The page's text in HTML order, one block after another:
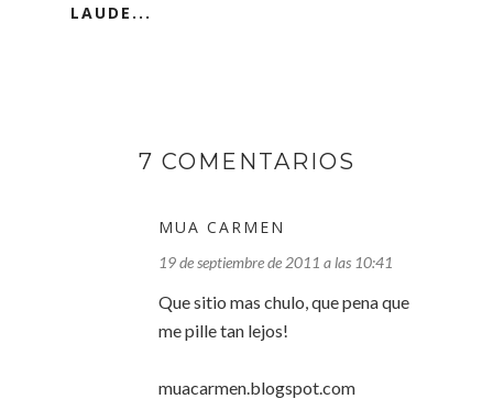
LAUDE...
7 COMENTARIOS
MUA CARMEN
19 de septiembre de 2011 a las 10:41
Que sitio mas chulo, que pena que
me pille tan lejos!
muacarmen.blogspot.com